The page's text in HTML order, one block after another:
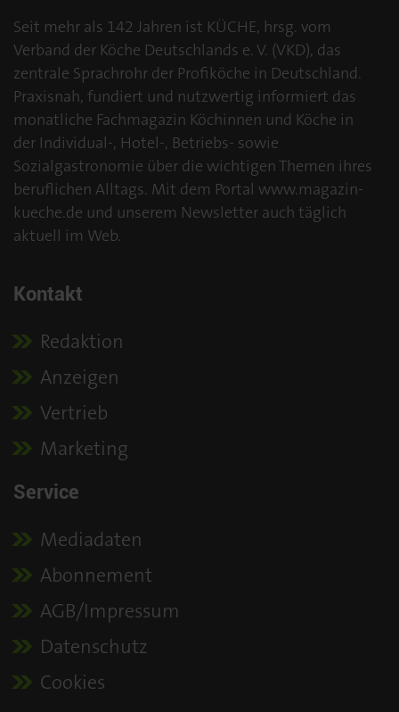
Seit mehr als 142 Jahren ist KÜCHE, hrsg. vom
Verband der Köche Deutschlands e. V. (VKD), das
zentrale Sprachrohr der Profiköche in Deutschland.
Praxisnah, fundiert und nutzwertig informiert das
monatliche Fachmagazin Köchinnen und Köche in
der Individual-, Hotel-, Betriebs- sowie
Sozialgastronomie über die wichtigen Themen ihres
beruflichen Alltags. Mit dem Portal www.magazin-
kueche.de und unserem Newsletter auch täglich
aktuell im Web.
Kontakt
Redaktion
Anzeigen
Vertrieb
Marketing
Service
Mediadaten
Abonnement
AGB/Impressum
Datenschutz
Cookies